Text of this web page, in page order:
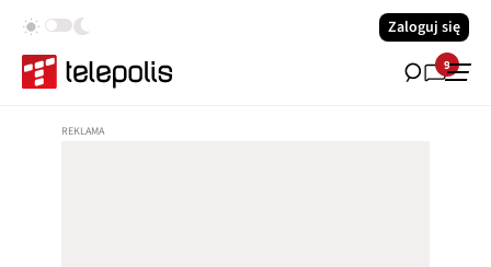
Zaloguj się
9